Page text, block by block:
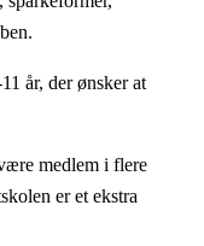
år, der ønsker at
medlem i flere
er et ekstra